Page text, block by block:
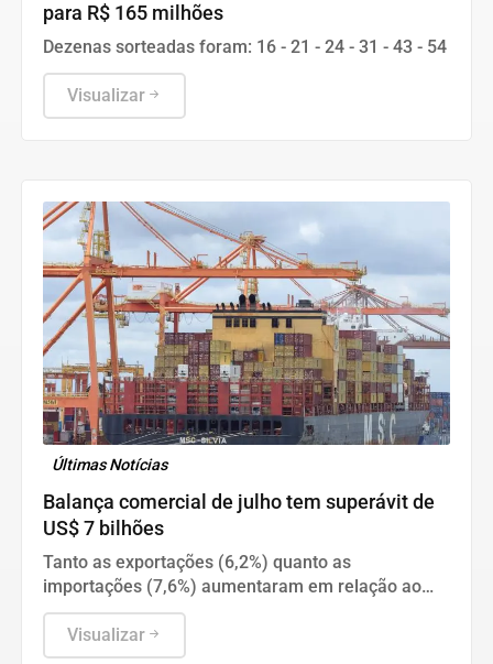
para R$ 165 milhões
Dezenas sorteadas foram: 16 - 21 - 24 - 31 - 43 - 54
Visualizar
Últimas Notícias
Balança comercial de julho tem superávit de
US$ 7 bilhões
Tanto as exportações (6,2%) quanto as
importações (7,6%) aumentaram em relação ao
mesmo período do ano passado.
Visualizar